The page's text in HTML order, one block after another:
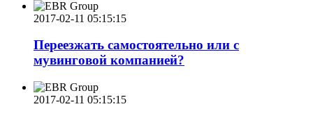
2017-02-11 05:15:15
Переезжать самостоятельно или с
мувинговой компанией?
2017-02-11 05:15:15